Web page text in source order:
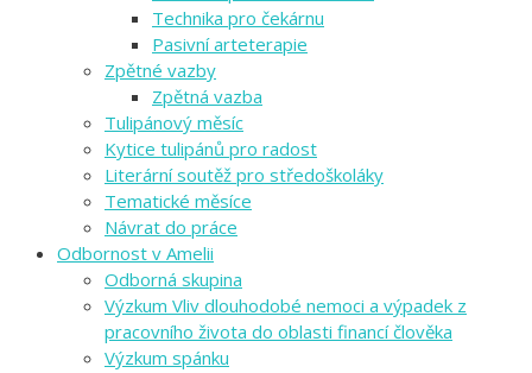
Technika pro čekárnu
Pasivní arteterapie
Zpětné vazby
Zpětná vazba
Tulipánový měsíc
Kytice tulipánů pro radost
Literární soutěž pro středoškoláky
Tematické měsíce
Návrat do práce
Odbornost v Amelii
Odborná skupina
Výzkum Vliv dlouhodobé nemoci a výpadek z
pracovního života do oblasti financí člověka
Výzkum spánku